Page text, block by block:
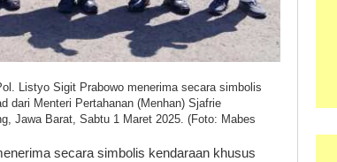
Listyo Sigit Prabowo menerima secara simbolis
dari Menteri Pertahanan (Menhan) Sjafrie
Jawa Barat, Sabtu 1 Maret 2025. (Foto: Mabes
secara simbolis kendaraan khusus